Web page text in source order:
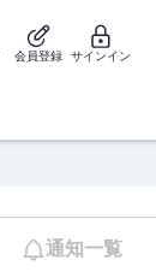
会員登録 サインイン
通知一覧